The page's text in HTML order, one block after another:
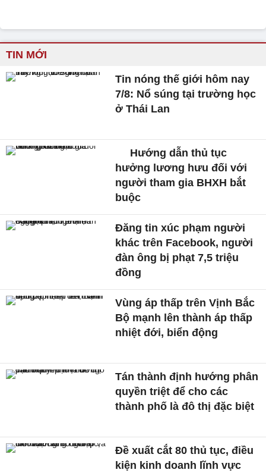
TIN MỚI
Tin nóng thế giới hôm nay
7/8: Nổ súng tại trường học
ở Thái Lan
Hướng dẫn thủ tục
hưởng lương hưu đối với
người tham gia BHXH bắt
buộc
Đăng tin xúc phạm người
khác trên Facebook, người
đàn ông bị phạt 7,5 triệu
đồng
Vùng áp thấp trên Vịnh Bắc
Bộ mạnh lên thành áp thấp
nhiệt đới, biển động
Tán thành định hướng phân
quyền triệt để cho các
thành phố là đô thị đặc biệt
Đề xuất cắt 80 thủ tục, điều
kiện kinh doanh lĩnh vực